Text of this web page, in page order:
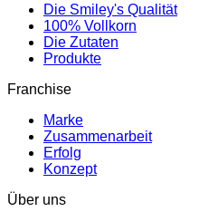
Die Smiley's Qualität
100% Vollkorn
Die Zutaten
Produkte
Franchise
Marke
Zusammenarbeit
Erfolg
Konzept
Über uns